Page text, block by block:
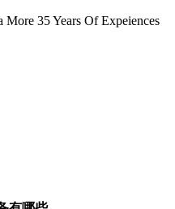
More 35 Years Of Expeiences